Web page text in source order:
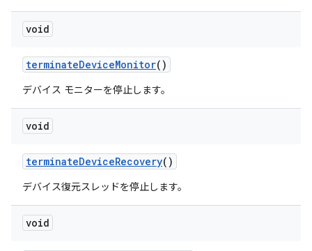
void
terminateDeviceMonitor()
デバイス モニターを停止します。
void
terminateDeviceRecovery()
デバイス復元スレッドを停止します。
void